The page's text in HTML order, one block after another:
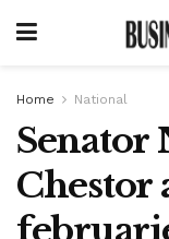
Home National
Senator
Chestor